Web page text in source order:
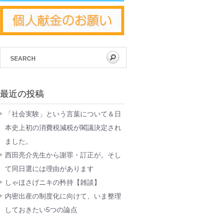
最近の投稿
「社会実験」という言葉について＆日
本史上初の消費税減税が閣議決定され
ました。
西田亮介先生から謝罪・訂正が。そし
て同日選には理由があります
しゃほさげニキの矜持【雑談】
内密出産の制度化に向けて、いま整理
しておきたい5つの論点